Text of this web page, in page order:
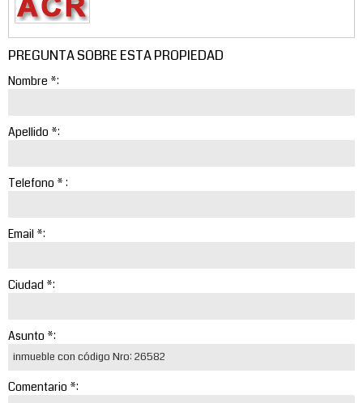
PREGUNTA SOBRE ESTA PROPIEDAD
Nombre *:
Apellido *:
Telefono * :
Email *:
Ciudad *:
Asunto *:
Comentario *: